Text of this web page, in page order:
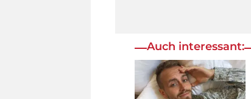
Auch interessant: